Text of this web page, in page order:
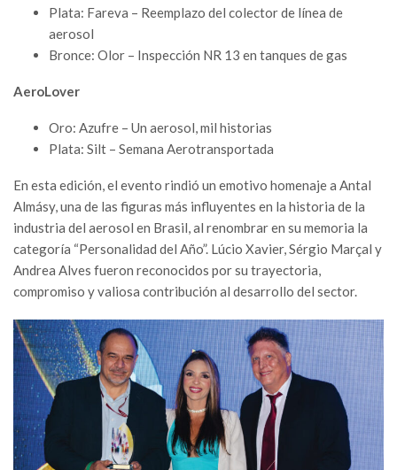
Plata: Fareva – Reemplazo del colector de línea de
aerosol
Bronce: Olor – Inspección NR 13 en tanques de gas
AeroLover
Oro: Azufre – Un aerosol, mil historias
Plata: Silt – Semana Aerotransportada
En esta edición, el evento rindió un emotivo homenaje a Antal
Almásy, una de las figuras más influyentes en la historia de la
industria del aerosol en Brasil, al renombrar en su memoria la
categoría “Personalidad del Año”. Lúcio Xavier, Sérgio Marçal y
Andrea Alves fueron reconocidos por su trayectoria,
compromiso y valiosa contribución al desarrollo del sector.